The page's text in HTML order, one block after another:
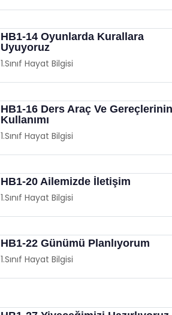
HB1-14 Oyunlarda Kurallara
Uyuyoruz
1.Sınıf Hayat Bilgisi
HB1-16 Ders Araç Ve Gereçlerinin
Kullanımı
1.Sınıf Hayat Bilgisi
HB1-20 Ailemizde İletişim
1.Sınıf Hayat Bilgisi
HB1-22 Günümü Planlıyorum
1.Sınıf Hayat Bilgisi